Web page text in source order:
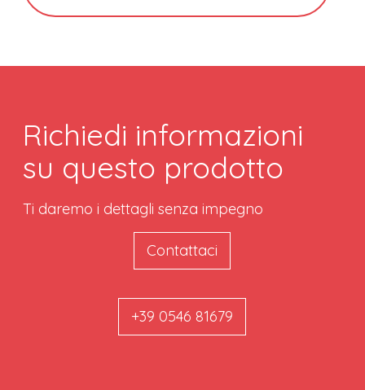
Richiedi informazioni
su questo prodotto
Ti daremo i dettagli senza impegno
Contattaci
+39 0546 81679